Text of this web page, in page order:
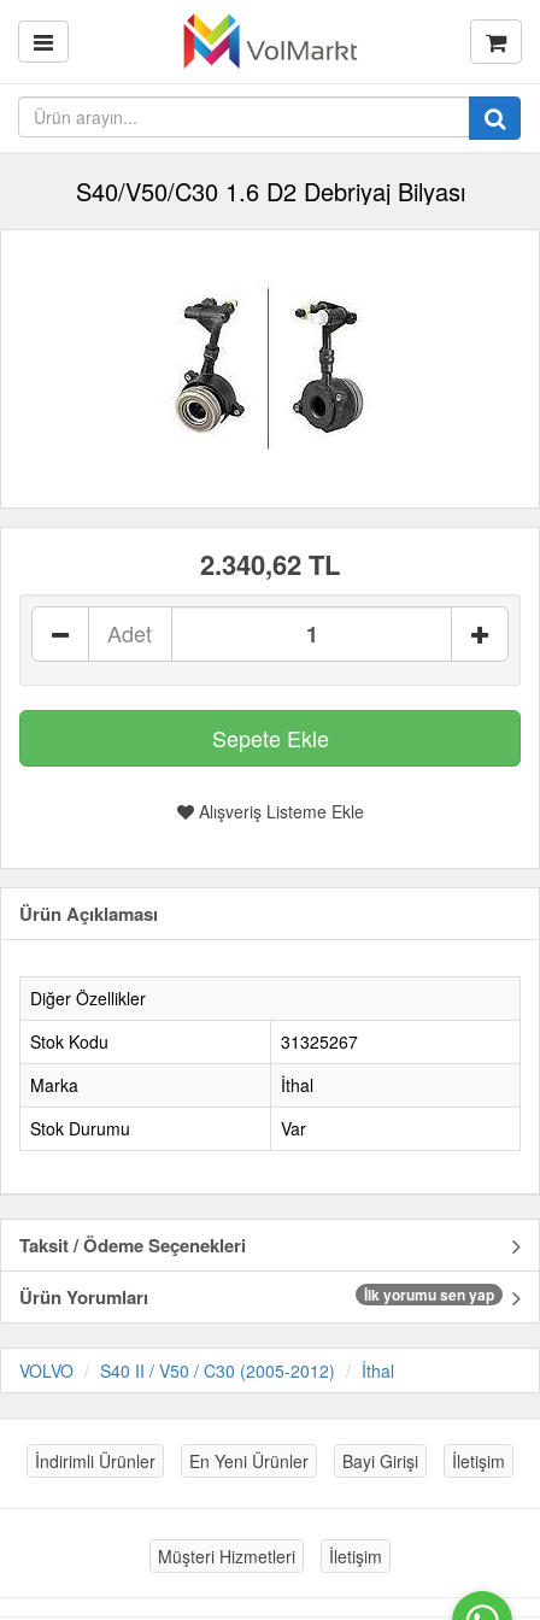
S40/V50/C30 1.6 D2 Debriyaj Bilyası
2.340,62 TL
Adet
Alışveriş Listeme Ekle
Ürün Açıklaması
Diğer Özellikler
Stok Kodu
31325267
Marka
İthal
Stok Durumu
Var
Taksit / Ödeme Seçenekleri
Ürün Yorumları
İlk yorumu sen yap
VOLVO S40 II / V50 / C30 (2005-2012) İthal
İndirimli Ürünler En Yeni Ürünler Bayi Girişi İletişim
Müşteri Hizmetleri İletişim